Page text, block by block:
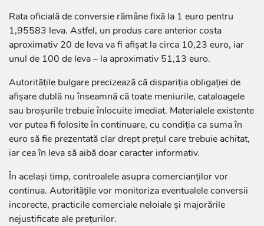
Rata oficială de conversie rămâne fixă la 1 euro pentru
1,95583 leva. Astfel, un produs care anterior costa
aproximativ 20 de leva va fi afișat la circa 10,23 euro, iar
unul de 100 de leva – la aproximativ 51,13 euro.
Autoritățile bulgare precizează că dispariția obligației de
afișare dublă nu înseamnă că toate meniurile, cataloagele
sau broșurile trebuie înlocuite imediat. Materialele existente
vor putea fi folosite în continuare, cu condiția ca suma în
euro să fie prezentată clar drept prețul care trebuie achitat,
iar cea în leva să aibă doar caracter informativ.
În același timp, controalele asupra comercianților vor
continua. Autoritățile vor monitoriza eventualele conversii
incorecte, practicile comerciale neloiale și majorările
nejustificate ale prețurilor.